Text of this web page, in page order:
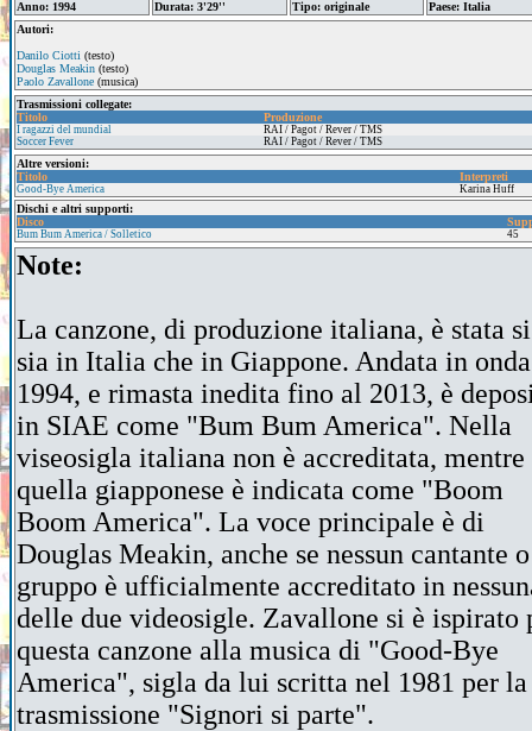
Anno: 1994 Durata: 3'29'' Tipo: originale
Paese: Italia
Autori:
Danilo Ciotti (testo)
Douglas Meakin (testo)
Paolo Zavallone (musica)
Trasmissioni collegate:
Titolo
Produzione
I ragazzi del mundial
RAI / Pagot / Rever / TMS
Soccer Fever
RAI / Pagot / Rever / TMS
Altre versioni:
Titolo
Interpreti
Good-Bye America Karina Huff
Dischi e altri supporti:
Disco
Bum Bum America / Solletico 45
Note:
La canzone, di produzione italiana, è stata
sia in Italia che in Giappone. Andata in
1994, e rimasta inedita fino al 2013, è
in SIAE come "Bum Bum America". Nella
viseosigla italiana non è accreditata,
quella giapponese è indicata come "Boom
Boom America". La voce principale è di
Douglas Meakin, anche se nessun cantante o
gruppo è ufficialmente accreditato in
delle due videosigle. Zavallone si è ispirato
questa canzone alla musica di "Good-Bye
America", sigla da lui scritta nel 1981 per la
trasmissione "Signori si parte".